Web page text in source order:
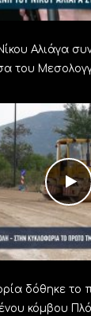
Αλιάγα
του
δόθηκε το
κόμβου